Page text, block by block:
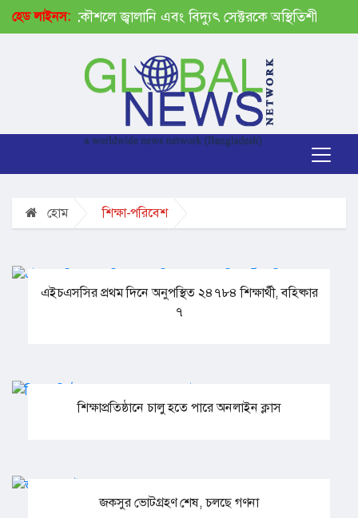
হেড লাইনস:
সু-কৌশলে জ্বালানি এবং বিদ্যুৎ সেক্টরকে অস্থিতিশীল করতে
হোম শিক্ষা-পরিবেশ
এইচএসসির প্রথম দিনে অনুপস্থিত ২৪৭৮৪ শিক্ষার্থী, বহিষ্কার
৭
শিক্ষাপ্রতিষ্ঠানে চালু হতে পারে অনলাইন ক্লাস
জকসুর ভোটগ্রহণ শেষ, চলছে গণনা